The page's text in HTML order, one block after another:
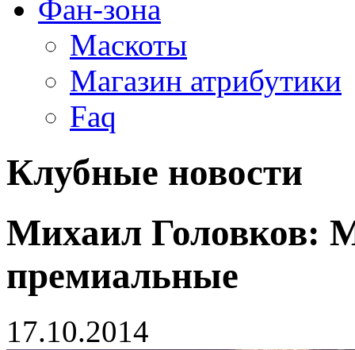
Фан-зона
Маскоты
Магазин атрибутики
Faq
Клубные новости
Михаил Головков:
премиальные
17.10.2014